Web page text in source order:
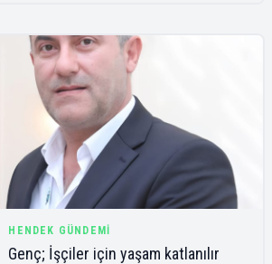
HENDEK GÜNDEMI
Genç; İşçiler için yaşam katlanılır